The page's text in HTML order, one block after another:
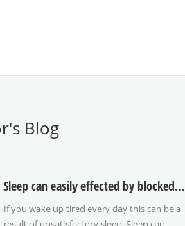
Blog
Sleep can easily effected by blocked nose
If you wake up tired every day this can be a